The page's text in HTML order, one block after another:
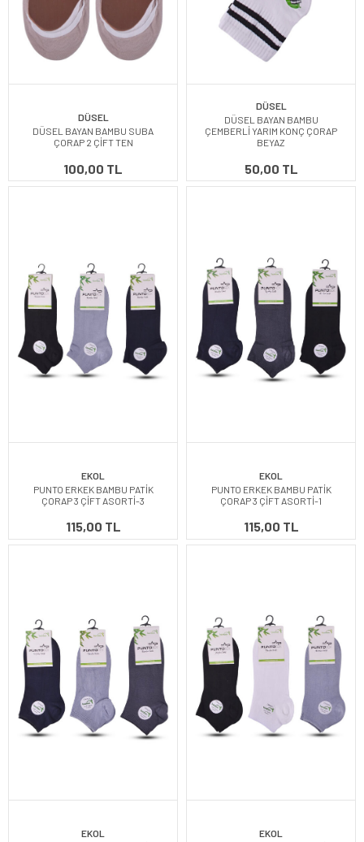
DÜSEL
DÜSEL BAYAN BAMBU SUBA
ÇORAP 2 ÇİFT TEN
100,00 TL
DÜSEL
DÜSEL BAYAN BAMBU
ÇEMBERLİ YARIM KONÇ ÇORAP
BEYAZ
50,00 TL
EKOL
PUNTO ERKEK BAMBU PATİK
ÇORAP 3 ÇİFT ASORTİ-3
115,00 TL
EKOL
PUNTO ERKEK BAMBU PATİK
ÇORAP 3 ÇİFT ASORTİ-1
115,00 TL
EKOL
EKOL